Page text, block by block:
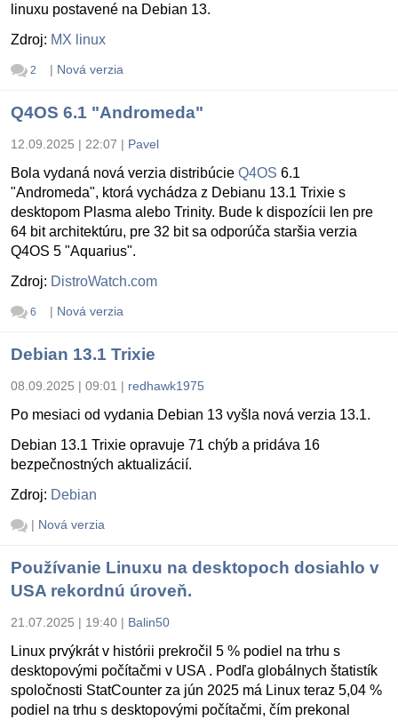
linuxu postavené na Debian 13.
Zdroj: MX linux
2 | Nová verzia
Q4OS 6.1 "Andromeda"
12.09.2025 | 22:07 | Pavel
Bola vydaná nová verzia distribúcie Q4OS 6.1
"Andromeda", ktorá vychádza z Debianu 13.1 Trixie s
desktopom Plasma alebo Trinity. Bude k dispozícii len pre
64 bit architektúru, pre 32 bit sa odporúča staršia verzia
Q4OS 5 "Aquarius".
Zdroj: DistroWatch.com
6 | Nová verzia
Debian 13.1 Trixie
08.09.2025 | 09:01 | redhawk1975
Po mesiaci od vydania Debian 13 vyšla nová verzia 13.1.
Debian 13.1 Trixie opravuje 71 chýb a pridáva 16
bezpečnostných aktualizácií.
Zdroj: Debian
| Nová verzia
Používanie Linuxu na desktopoch dosiahlo v
USA rekordnú úroveň.
21.07.2025 | 19:40 | Balin50
Linux prvýkrát v histórii prekročil 5 % podiel na trhu s
desktopovými počítačmi v USA . Podľa globálnych štatistík
spoločnosti StatCounter za jún 2025 má Linux teraz 5,04 %
podiel na trhu s desktopovými počítačmi, čím prekonal